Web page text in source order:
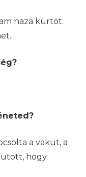
haza kürtöt.
a vakut, a
hogy